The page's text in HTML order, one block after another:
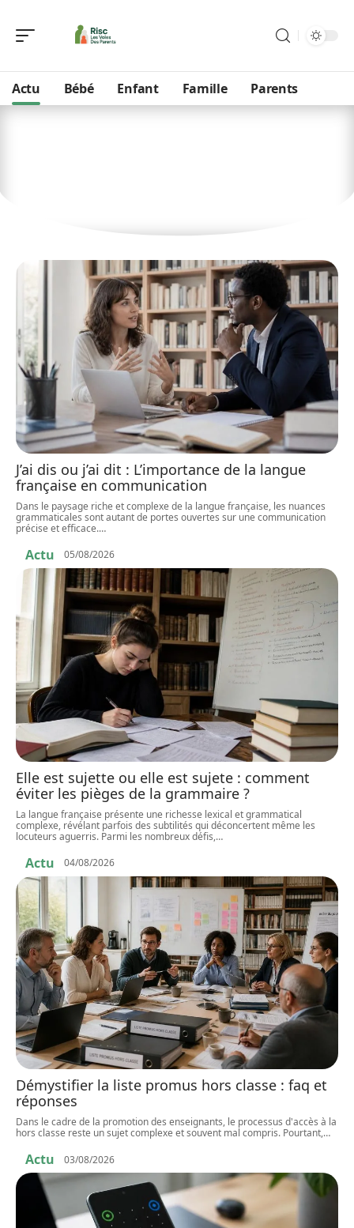
Actu Bébé Enfant Famille Parents
J’ai dis ou j’ai dit : L’importance de la langue
française en communication
Dans le paysage riche et complexe de la langue française, les nuances
grammaticales sont autant de portes ouvertes sur une communication
précise et efficace.…
Actu 05/08/2026
Elle est sujette ou elle est sujete : comment
éviter les pièges de la grammaire ?
La langue française présente une richesse lexical et grammatical
complexe, révélant parfois des subtilités qui déconcertent même les
locuteurs aguerris. Parmi les nombreux défis,…
Actu 04/08/2026
Démystifier la liste promus hors classe : faq et
réponses
Dans le cadre de la promotion des enseignants, le processus d'accès à la
hors classe reste un sujet complexe et souvent mal compris. Pourtant,…
Actu 03/08/2026